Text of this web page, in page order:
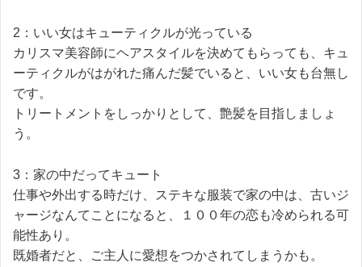
2：いい女はキューティクルが光っている
カリスマ美容師にヘアスタイルを決めてもらっても、キュ
ーティクルがはがれた痛んだ髪でいると、いい女も台無し
です。
トリートメントをしっかりとして、艶髪を目指しましょ
う。
3：家の中だってキュート
仕事や外出する時だけ、ステキな服装で家の中は、古いジ
ャージなんてことになると、１００年の恋も冷められる可
能性あり。
既婚者だと、ご主人に愛想をつかされてしまうかも。